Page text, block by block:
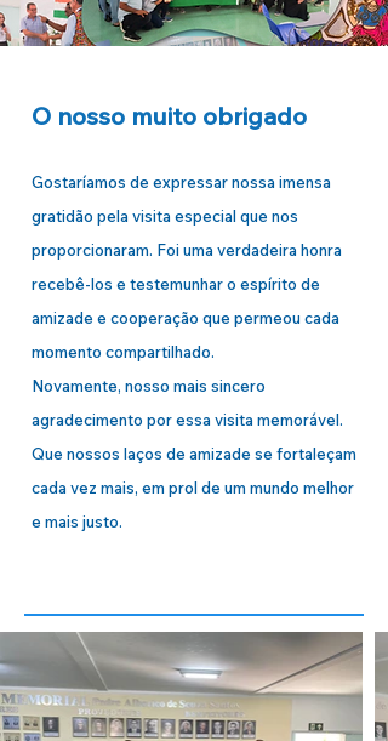
O nosso muito obrigado
Gostaríamos de expressar nossa imensa
gratidão pela visita especial que nos
proporcionaram. Foi uma verdadeira honra
recebê-los e testemunhar o espírito de
amizade e cooperação que permeou cada
momento compartilhado.
Novamente, nosso mais sincero
agradecimento por essa visita memorável.
Que nossos laços de amizade se fortaleçam
cada vez mais, em prol de um mundo melhor
e mais justo.